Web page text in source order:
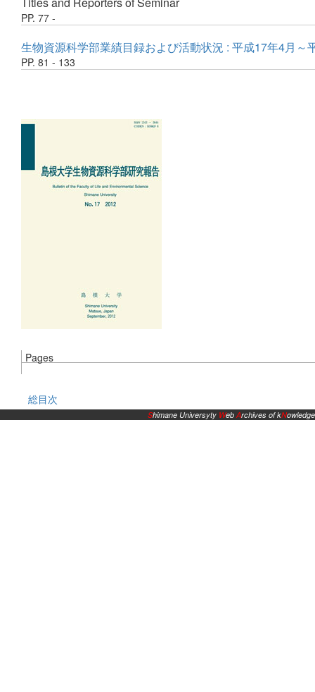
PP. 77 -
生物資源科学部業績目録および活動状況 : 平成17年4月～
PP. 81 - 133
Pages
総目次
Shimane Universyty WebArchives of kNowledge